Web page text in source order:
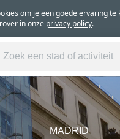
om je een goede ervaring te
in onze privacy policy.
MADRID